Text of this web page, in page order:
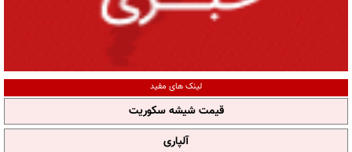
لینک های مفید
قیمت شیشه سکوریت
آلپاری